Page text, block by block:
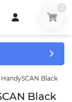
Black
Black